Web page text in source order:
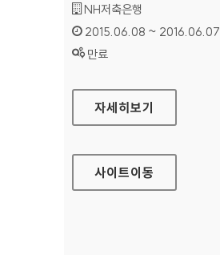
기관명 :
NH저축은행
인증기간 :
2015.06.08 ~ 2016.06.07
상태 :
만료
NH저축은행 홈페이지
자세히보기
사이트이동